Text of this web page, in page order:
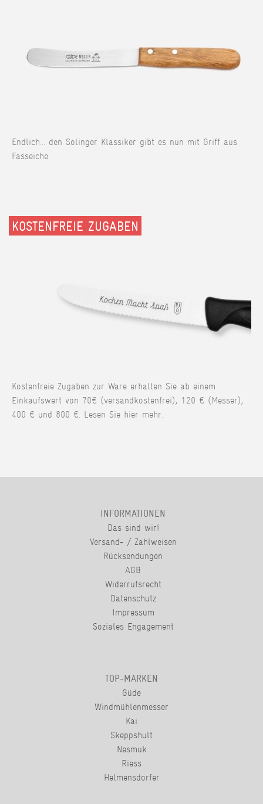
Endlich... den Solinger Klassiker gibt es nun mit Griff aus
Fasseiche.
KOSTENFREIE ZUGABEN
Kostenfreie Zugaben zur Ware erhalten Sie ab einem
Einkaufswert von 70€ (versandkostenfrei), 120 € (Messer),
400 € und 800 €. Lesen Sie hier mehr.
INFORMATIONEN
Das sind wir!
Versand- / Zahlweisen
Rücksendungen
AGB
Widerrufsrecht
Datenschutz
Impressum
Soziales Engagement
TOP-MARKEN
Güde
Windmühlenmesser
Kai
Skeppshult
Nesmuk
Riess
Helmensdorfer